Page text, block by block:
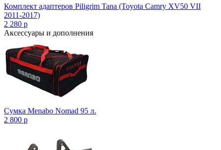
Комплект адаптеров Piligrim Tana (Toyota Camry XV50 VII
2011-2017)
2 280 p
Аксессуары и дополнения
Сумка Menabo Nomad 95 л.
2 800 p